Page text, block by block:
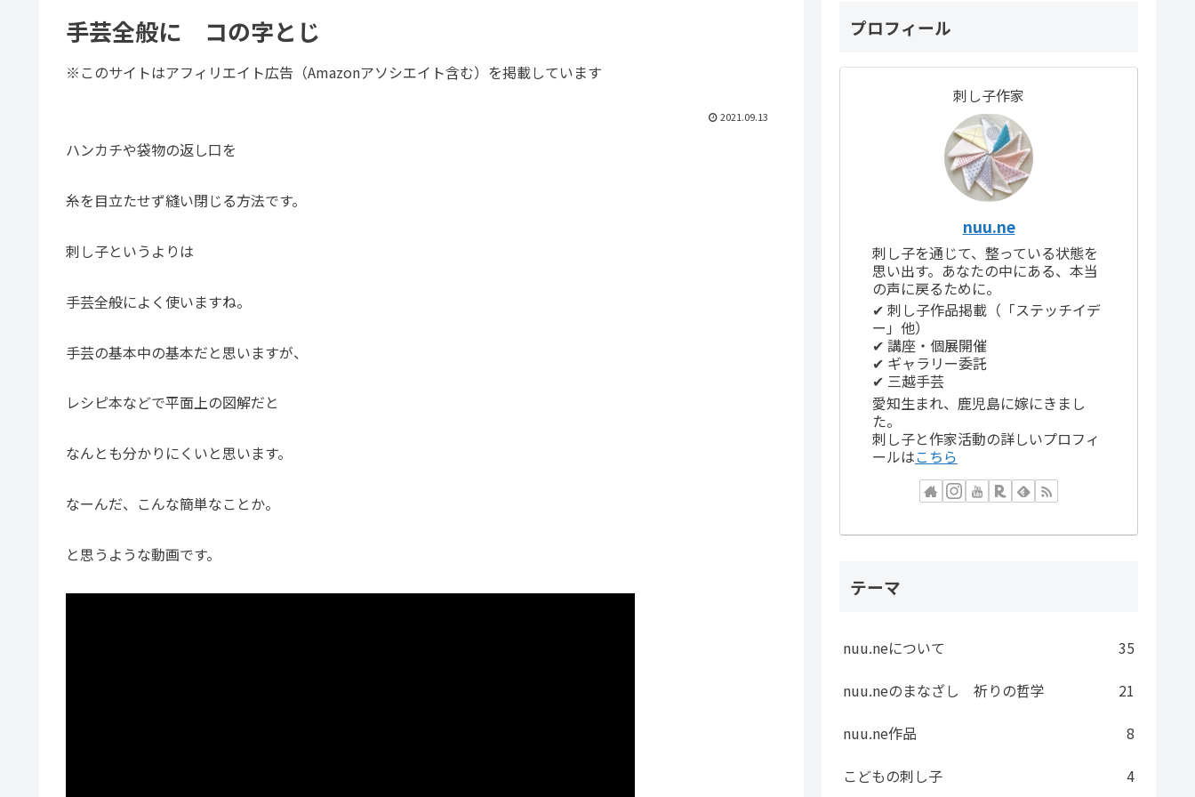
手芸全般に コの字とじ
※このサイトはアフィリエイト広告（Amazonアソシエイト含む）を掲載しています
2021.09.13
ハンカチや袋物の返し口を
糸を目立たせず縫い閉じる方法です。
刺し子というよりは
手芸全般によく使いますね。
手芸の基本中の基本だと思いますが、
レシピ本などで平面上の図解だと
なんとも分かりにくいと思います。
なーんだ、こんな簡単なことか。
と思うような動画です。
プロフィール
刺し子作家
nuu.ne
刺し子を通じて、整っている状態を
思い出す。あなたの中にある、本当
の声に戻るために。
✔ 刺し子作品掲載（「ステッチイデ
ー」他）
✔ 講座・個展開催
✔ ギャラリー委託
✔ 三越手芸
愛知生まれ、鹿児島に嫁にきまし
た。
刺し子と作家活動の詳しいプロフィ
ールはこちら
テーマ
nuu.neについて
35
nuu.neのまなざし 祈りの哲学
21
nuu.ne作品
8
こどもの刺し子
4